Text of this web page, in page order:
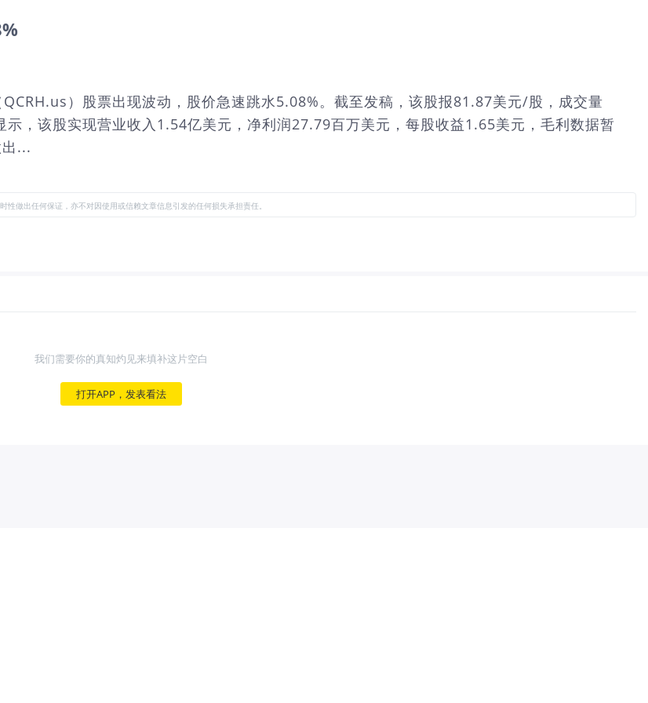
）股票出现波动，股价急速跳水5.08%。截至发稿，该股报81.87美元/股，成交量
，该股实现营业收入1.54亿美元，净利润27.79百万美元，每股收益1.65美元，毛利数据暂
...
做出任何保证，亦不对因使用或信赖文章信息引发的任何损失承担责任。
我们需要你的真知灼见来填补这片空白
打开APP，发表看法